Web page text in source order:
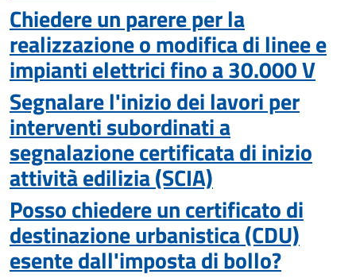
Chiedere un parere per la
realizzazione o modifica di linee e
impianti elettrici fino a 30.000 V
Segnalare l'inizio dei lavori per
interventi subordinati a
segnalazione certificata di inizio
attività edilizia (SCIA)
Posso chiedere un certificato di
destinazione urbanistica (CDU)
esente dall'imposta di bollo?